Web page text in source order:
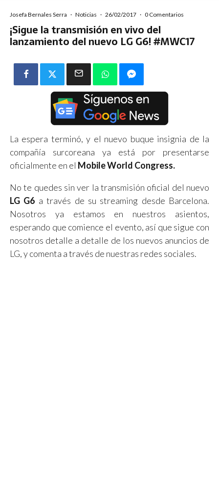
Josefa Bernales Serra · Noticias · 26/02/2017 · 0 Comentarios
¡Sigue la transmisión en vivo del
lanzamiento del nuevo LG G6! #MWC17
La espera terminó, y el nuevo buque insignia de la
compañía surcoreana ya está por presentarse
oficialmente en el Mobile World Congress.
No te quedes sin ver la transmisión oficial del nuevo
LG G6 a través de su streaming desde Barcelona.
Nosotros ya estamos en nuestros asientos,
esperando que comience el evento, así que sigue con
nosotros detalle a detalle de los nuevos anuncios de
LG, y comenta a través de nuestras redes sociales.